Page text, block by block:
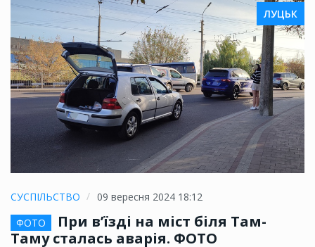
ЛУЦЬК
СУСПІЛЬСТВО
09 вересня 2024 18:12
ФОТО
При в’їзді на міст біля Там-
Таму сталась аварія. ФОТО